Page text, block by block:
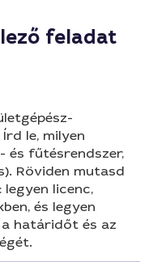
feladat
le, milyen
és fűtésrendszer,
Röviden mutasd
licenc,
és legyen
határidőt és az